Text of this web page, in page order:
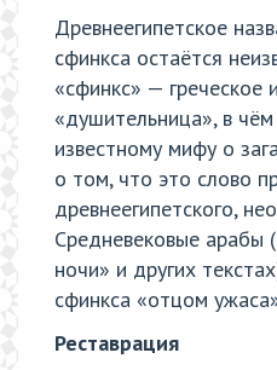
Древнеегипетское
сфинкса остаётся
«сфинкс» — греческое
«душительница», в
известному мифу о
о том, что это слово
древнеегипетского,
Средневековые арабы
ночи» и других
сфинкса «отцом
Реставрация